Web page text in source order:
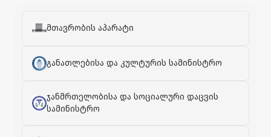
მთავრობის აპარატი
განათლებისა და კულტურის სამინისტრო
ჯანმრთელობისა და სოციალური დაცვის
სამინისტრო